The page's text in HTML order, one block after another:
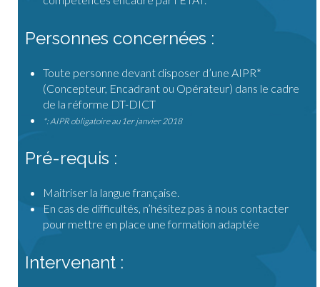
Personnes concernées :
Toute personne devant disposer d’une AIPR*
(Concepteur, Encadrant ou Opérateur) dans le cadre
de la réforme DT-DICT
*: AIPR obligatoire au 1er janvier 2018
Pré-requis :
Maitriser la langue française.
En cas de difficultés, n’hésitez pas à nous contacter
pour mettre en place une formation adaptée
Intervenant :